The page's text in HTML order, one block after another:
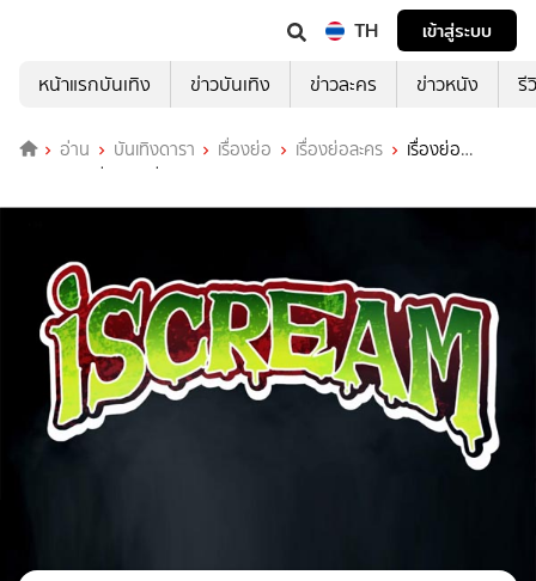
TH
เข้าสู่ระบบ
หน้าแรกบันเทิง
ข่าวบันเทิง ข่าวละคร ข่าวหนัง รี
อ่าน บันเทิงดารา เรื่องย่อ เรื่องย่อละคร
เรื่องย่อ
iScream เกรียนบุกผี